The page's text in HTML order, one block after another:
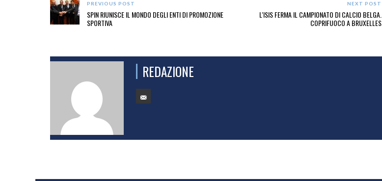
PREVIOUS POST
SPIN RIUNISCE IL MONDO DEGLI ENTI DI PROMOZIONE
SPORTIVA
NEXT POST
L'ISIS FERMA IL CAMPIONATO DI CALCIO BELGA.
COPRIFUOCO A BRUXELLES
REDAZIONE